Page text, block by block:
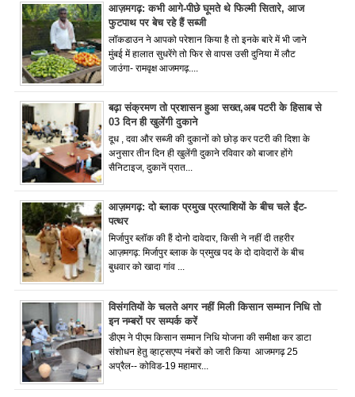
आज़मगढ़: कभी आगे-पीछे घूमते थे फिल्मी सितारे, आज
फुटपाथ पर बेच रहे हैं सब्जी
लॉकडाउन ने आपको परेशान किया है तो इनके बारे में भी जाने
मुंबई में हालात सुधरेंगे तो फिर से वापस उसी दुनिया में लौट
जाउंगा- रामवृक्ष आजमगढ़....
बढ़ा संक्रमण तो प्रशासन हुआ सख्त,अब पटरी के हिसाब से
03 दिन ही खुलेंगी दुकाने
दूध , दवा और सब्जी की दुकानों को छोड़ कर पटरी की दिशा के
अनुसार तीन दिन ही खुलेंगी दुकाने रविवार को बाजार होंगे
सैनिटाइज, दुकानें प्रात...
आज़मगढ़: दो ब्लाक प्रमुख प्रत्याशियों के बीच चले ईंट-
पत्थर
मिर्जापुर ब्लॉक की हैं दोनो दावेदार, किसी ने नहीं दी तहरीर
आज़मगढ़: मिर्जापुर ब्लाक के प्रमुख पद के दो दावेदारों के बीच
बुधवार को खादा गांव ...
विसंगतियों के चलते अगर नहीं मिली किसान सम्मान निधि तो
इन नम्बरों पर सम्पर्क करें
डीएम ने पीएम किसान सम्मान निधि योजना की समीक्षा कर डाटा
संशोधन हेतु व्हाट्सएप्प नंबरों को जारी किया आजमगढ़ 25
अप्रैल-- कोविड-19 महामार...